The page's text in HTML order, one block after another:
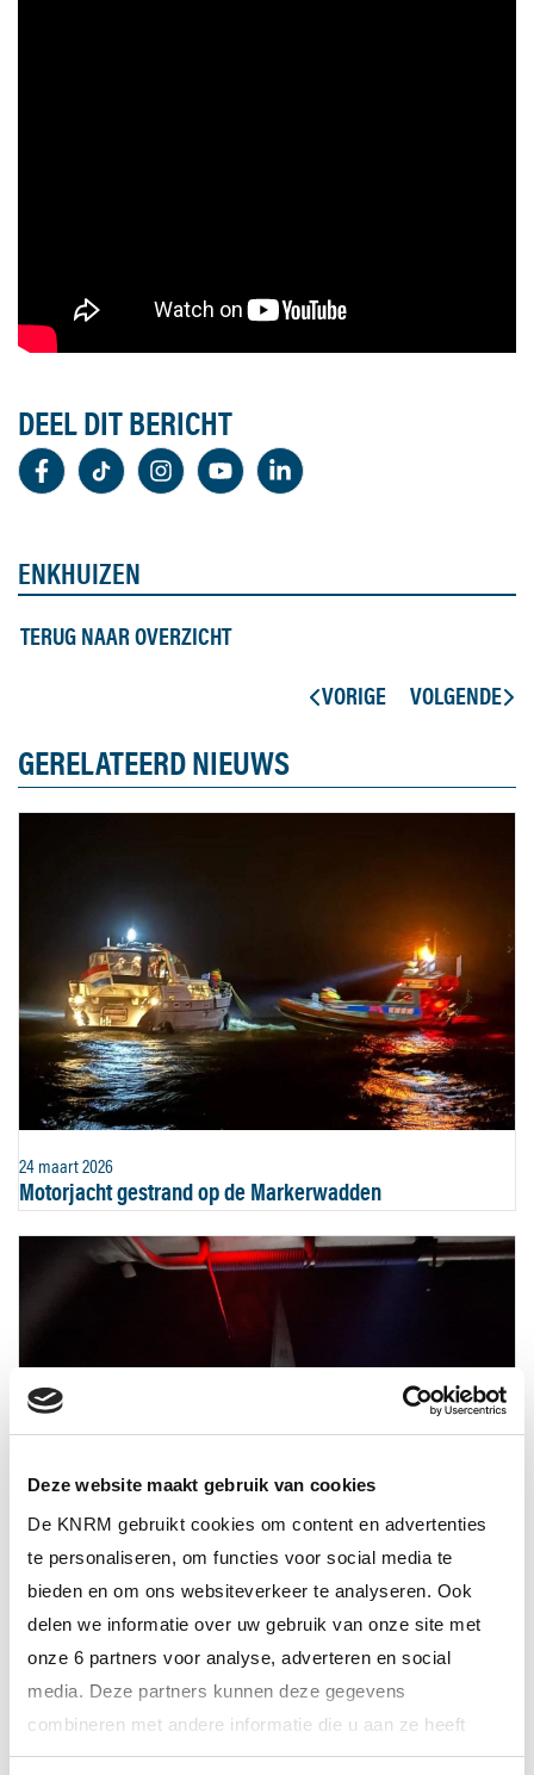
Deze website maakt gebruik van cookies
De KNRM gebruikt cookies om content en advertenties
te personaliseren, om functies voor social media te
bieden en om ons websiteverkeer te analyseren. Ook
delen we informatie over uw gebruik van onze site met
onze 6 partners voor analyse, adverteren en social
media. Deze partners kunnen deze gegevens
combineren met andere informatie die u aan ze heeft
verstrekt of die ze hebben verzameld op basis van uw
DEEL DIT BERICHT
ENKHUIZEN
TERUG NAAR OVERZICHT
VORIGE
VOLGENDE
GERELATEERD NIEUWS
24 maart 2026
Motorjacht gestrand op de Markerwadden
14 januari 2026
Zeiljacht met voortstuwingsproblemen